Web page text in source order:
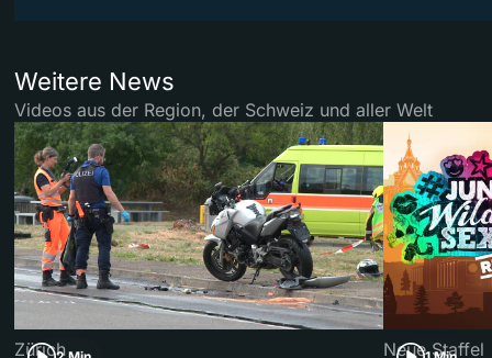
Weitere News
Videos aus der Region, der Schweiz und aller Welt
Zürich Neue Staffel